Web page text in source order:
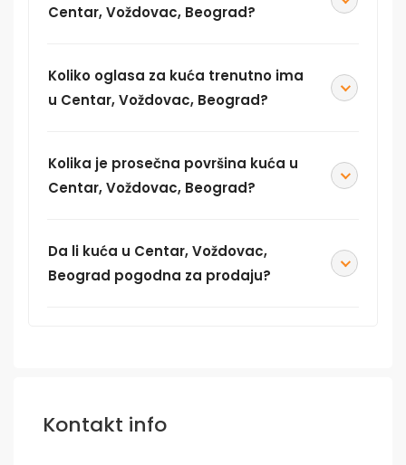
Centar, Voždovac, Beograd?
Koliko oglasa za kuća trenutno ima
u Centar, Voždovac, Beograd?
Kolika je prosečna površina kuća u
Centar, Voždovac, Beograd?
Da li kuća u Centar, Voždovac,
Beograd pogodna za prodaju?
Kontakt info